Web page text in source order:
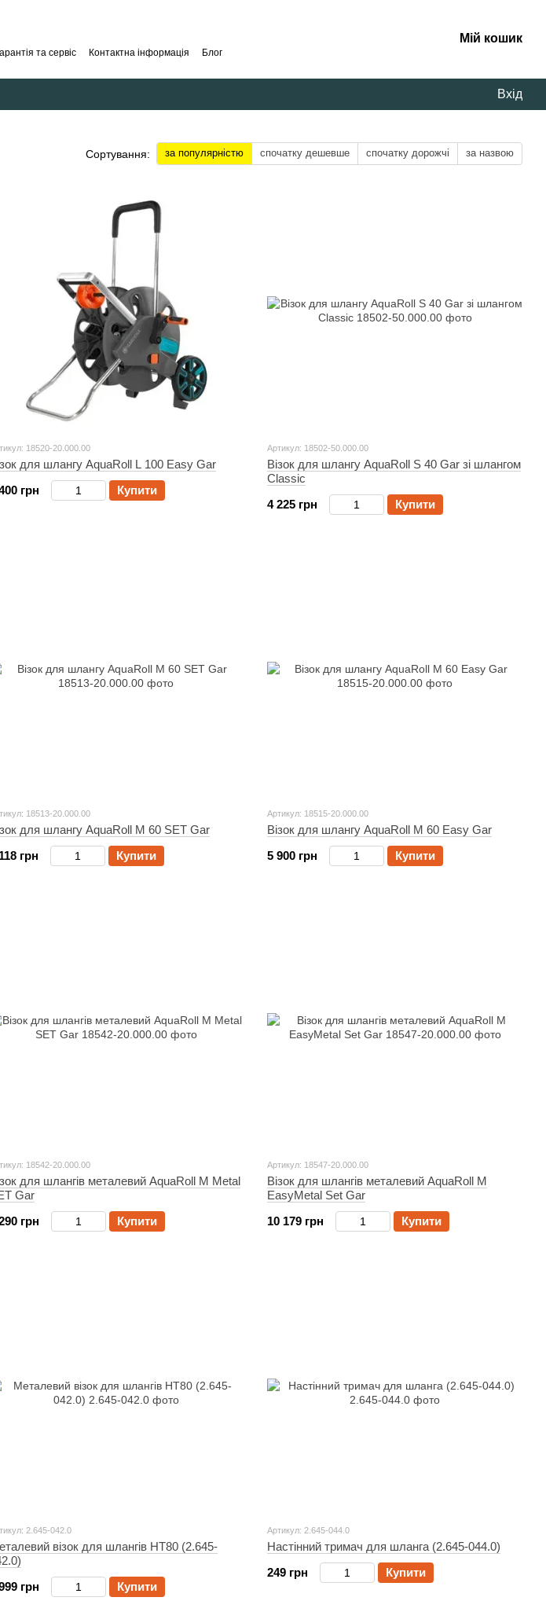
та сервіс Контактна інформація Блог
Мій кошик
Вхід
Сортування: за популярністю спочатку дешевше спочатку дорожчі за назвою
18520-20.000.00
для шлангу AquaRoll L 100 Easy Gar
грн
Купити
Артикул: 18502-50.000.00
Візок для шлангу AquaRoll S 40 Gar зі шлангом
Classic
4 225 грн
Купити
18513-20.000.00
для шлангу AquaRoll M 60 SET Gar
грн
Купити
Артикул: 18515-20.000.00
Візок для шлангу AquaRoll M 60 Easy Gar
5 900 грн
Купити
18542-20.000.00
для шлангів металевий AquaRoll M Metal
Gar
грн
Купити
Артикул: 18547-20.000.00
Візок для шлангів металевий AquaRoll M
EasyMetal Set Gar
10 179 грн
Купити
2.645-042.0
візок для шлангів HT80 (2.645-
грн
Купити
Артикул: 2.645-044.0
Настінний тримач для шланга (2.645-044.0)
249 грн
Купити